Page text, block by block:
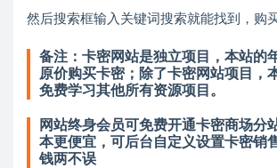
然后搜索框输入关键词搜索就能找到，购
备注：卡密网站是独立项目，本站的
原价购买卡密；除了卡密网站项目，
免费学习其他所有资源项目。
网站终身会员可免费开通卡密商场分
本更便宜，可后台自定义设置卡密销
钱两不误